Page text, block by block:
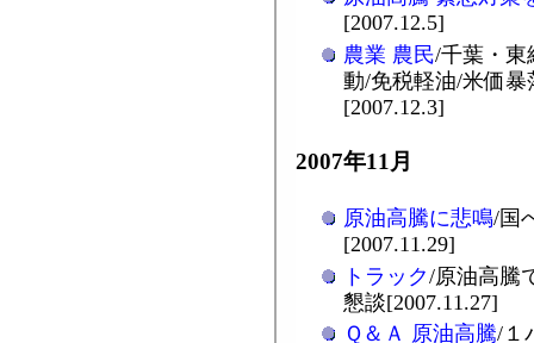
[2007.12.5]
農業 農民/千葉・東
動/免税軽油/米価
[2007.12.3]
2007年11月
原油高騰に悲鳴/国
[2007.11.29]
トラック/原油高騰
懇談[2007.11.27]
Ｑ＆Ａ 原油高騰/１